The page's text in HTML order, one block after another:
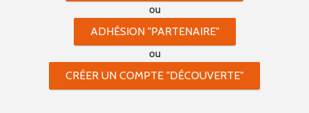
ou
ADHÉSION "PARTENAIRE"
ou
CRÉER UN COMPTE "DÉCOUVERTE"